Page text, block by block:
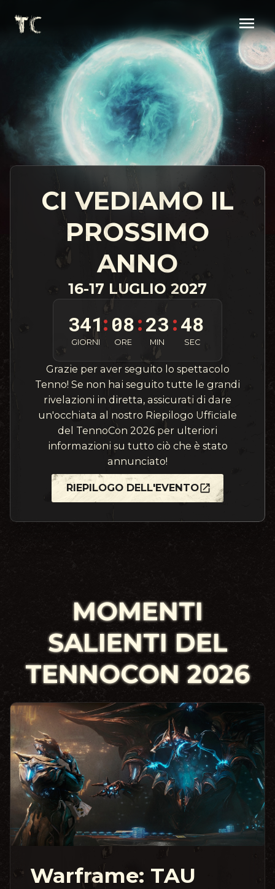
CI VEDIAMO IL
PROSSIMO
ANNO
16-17 LUGLIO 2027
341
GIORNI
: 08
ORE
:23
MIN
:46
SEC
Grazie per aver seguito lo spettacolo
Tenno! Se non hai seguito tutte le grandi
rivelazioni in diretta, assicurati di dare
un'occhiata al nostro Riepilogo Ufficiale
del TennoCon 2026 per ulteriori
informazioni su tutto ciò che è stato
annunciato!
RIEPILOGO DELL'EVENTO
MOMENTI
SALIENTI DEL
TENNOCON 2026
Warframe: TAU